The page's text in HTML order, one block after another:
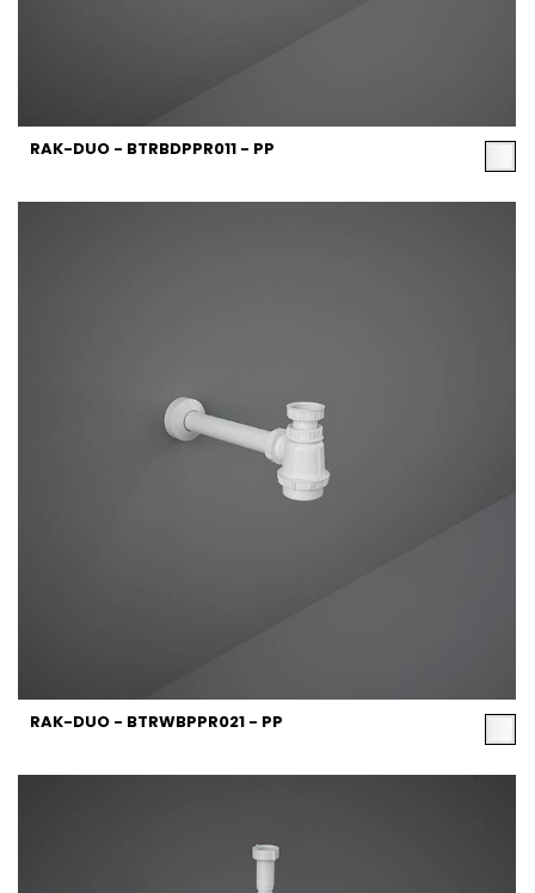
RAK-DUO - BTRBDPPR011 - PP
RAK-DUO - BTRWBPPR021 - PP